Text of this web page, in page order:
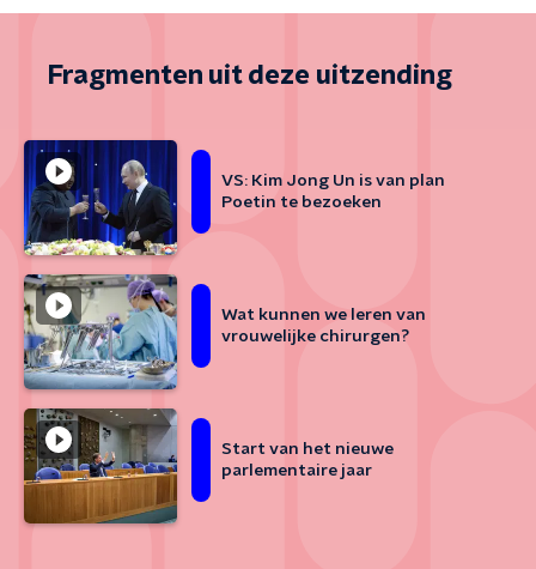
Fragmenten uit deze uitzending
VS: Kim Jong Un is van plan
Poetin te bezoeken
Wat kunnen we leren van
vrouwelijke chirurgen?
Start van het nieuwe
parlementaire jaar